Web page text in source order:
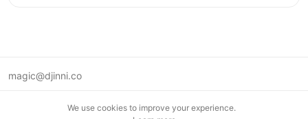
magic@djinni.co
We use cookies to improve your experience.